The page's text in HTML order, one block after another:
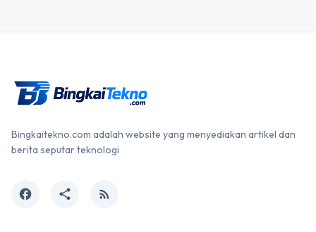
Bingkaitekno.com adalah website yang menyediakan artikel dan
berita seputar teknologi
facebook share rss_feed